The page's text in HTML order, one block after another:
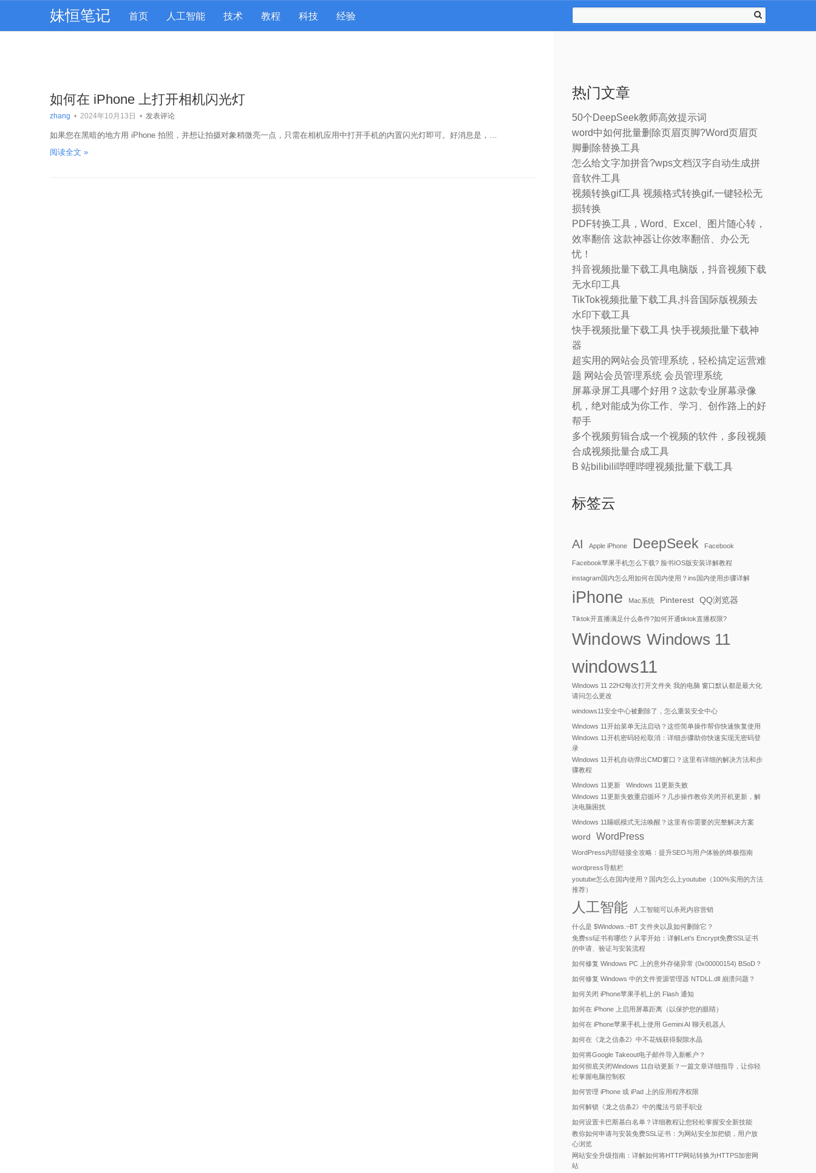
妹恒笔记 首页 人工智能 技术 教程 科技 经验
如何在 iPhone 上打开相机闪光灯
zhang • 2024年10月13日 • 发表评论
如果您在黑暗的地方用 iPhone 拍照，并想让拍摄对象稍微亮一点，只需在相机应用中打开手机的内置闪光灯即可。好消息是，…
阅读全文 »
热门文章
50个DeepSeek教师高效提示词
word中如何批量删除页眉页脚?Word页眉页
脚删除替换工具
怎么给文字加拼音?wps文档汉字自动生成拼
音软件工具
视频转换gif工具 视频格式转换gif,一键轻松无
损转换
PDF转换工具，Word、Excel、图片随心转，
效率翻倍 这款神器让你效率翻倍、办公无
忧！
抖音视频批量下载工具电脑版，抖音视频下载
无水印工具
TikTok视频批量下载工具,抖音国际版视频去
水印下载工具
快手视频批量下载工具 快手视频批量下载神
器
超实用的网站会员管理系统，轻松搞定运营难
题 网站会员管理系统 会员管理系统
屏幕录屏工具哪个好用？这款专业屏幕录像
机，绝对能成为你工作、学习、创作路上的好
帮手
多个视频剪辑合成一个视频的软件，多段视频
合成视频批量合成工具
B 站bilibili哔哩哔哩视频批量下载工具
标签云
AI Apple iPhone DeepSeek Facebook
Facebook苹果手机怎么下载? 脸书IOS版安装详解教程
instagram国内怎么用如何在国内使用？ins国内使用步骤详解
iPhone Mac系统 Pinterest QQ浏览器
Tiktok开直播满足什么条件?如何开通tiktok直播权限?
Windows Windows 11
windows11
Windows 11 22H2每次打开文件夹 我的电脑 窗口默认都是最大化
请问怎么更改
windows11安全中心被删除了，怎么重装安全中心
Windows 11开始菜单无法启动？这些简单操作帮你快速恢复使用
Windows 11开机密码轻松取消：详细步骤助你快速实现无密码登
录
Windows 11开机自动弹出CMD窗口？这里有详细的解决方法和步
骤教程
Windows 11更新
Windows 11更新失败
Windows 11更新失败重启循环？几步操作教你关闭开机更新，解
决电脑困扰
Windows 11睡眠模式无法唤醒？这里有你需要的完整解决方案
word WordPress
WordPress内部链接全攻略：提升SEO与用户体验的终极指南
wordpress导航栏
youtube怎么在国内使用？国内怎么上youtube（100%实用的方法
推荐）
人工智能 人工智能可以杀死内容营销
什么是 $Windows.~BT 文件夹以及如何删除它？
免费ssl证书有哪些？从零开始：详解Let’s Encrypt免费SSL证书
的申请、验证与安装流程
如何修复 Windows PC 上的意外存储异常 (0x00000154) BSoD？
如何修复 Windows 中的文件资源管理器 NTDLL.dll 崩溃问题？
如何关闭 iPhone苹果手机上的 Flash 通知
如何在 iPhone 上启用屏幕距离（以保护您的眼睛）
如何在 iPhone苹果手机上使用 Gemini AI 聊天机器人
如何在《龙之信条2》中不花钱获得裂隙水晶
如何将Google Takeout电子邮件导入新帐户？
如何彻底关闭Windows 11自动更新？一篇文章详细指导，让你轻
松掌握电脑控制权
如何管理 iPhone 或 iPad 上的应用程序权限
如何解锁《龙之信条2》中的魔法弓箭手职业
如何设置卡巴斯基白名单？详细教程让您轻松掌握安全新技能
教你如何申请与安装免费SSL证书：为网站安全加把锁，用户放
心浏览
网站安全升级指南：详解如何将HTTP网站转换为HTTPS加密网
站